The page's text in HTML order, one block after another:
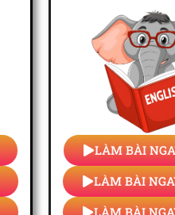
LÀM BÀI
LÀM BÀI